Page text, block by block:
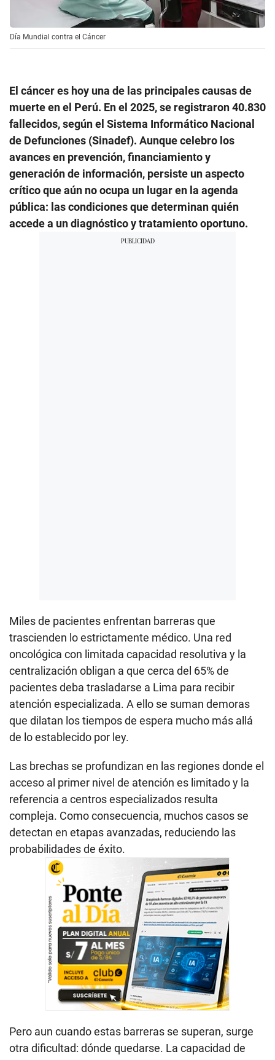
Día Mundial contra el Cáncer
El cáncer es hoy una de las principales causas de
muerte en el Perú. En el 2025, se registraron 40.830
fallecidos, según el Sistema Informático Nacional
de Defunciones (Sinadef). Aunque celebro los
avances en prevención, financiamiento y
generación de información, persiste un aspecto
crítico que aún no ocupa un lugar en la agenda
pública: las condiciones que determinan quién
accede a un diagnóstico y tratamiento oportuno.
Miles de pacientes enfrentan barreras que
trascienden lo estrictamente médico. Una red
oncológica con limitada capacidad resolutiva y la
centralización obligan a que cerca del 65% de
pacientes deba trasladarse a Lima para recibir
atención especializada. A ello se suman demoras
que dilatan los tiempos de espera mucho más allá
de lo establecido por ley.
Las brechas se profundizan en las regiones donde el
acceso al primer nivel de atención es limitado y la
referencia a centros especializados resulta
compleja. Como consecuencia, muchos casos se
detectan en etapas avanzadas, reduciendo las
probabilidades de éxito.
Pero aun cuando estas barreras se superan, surge
otra dificultad: dónde quedarse. La capacidad de